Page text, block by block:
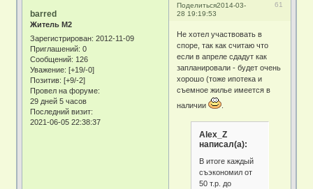
Поделиться 61
2014-03-
28 19:19:53
barred
Житель М2
Зарегистрирован: 2012-11-09
Приглашений: 0
Сообщений: 126
Уважение: [+19/-0]
Позитив: [+9/-2]
Провел на форуме:
29 дней 5 часов
Последний визит:
2021-06-05 22:38:37
Не хотел участвовать в
споре, так как считаю что
если в апреле сдадут как
запланировали - будет очень
хорошо (тоже ипотека и
съемное жилье имеется в
наличии
Alex_Z
написал(а):
В итоге каждый
съэкономил от
50 т.р. до